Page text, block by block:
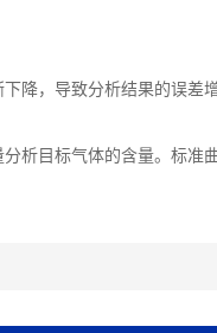
，导致分析结果的误差
目标气体的含量。标准